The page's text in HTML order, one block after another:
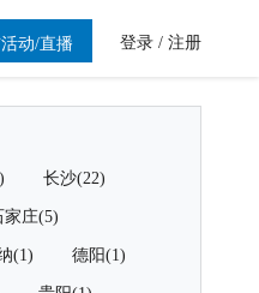
动/直播 登录 / 注册
长沙(22)
家庄(5)
(1) 德阳(1)